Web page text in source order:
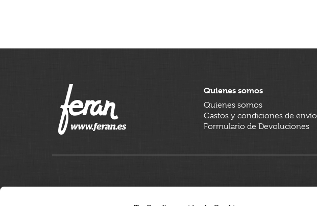
Quienes somos
Quienes somos
Gastos y condiciones de envío
Formulario de Devoluciones